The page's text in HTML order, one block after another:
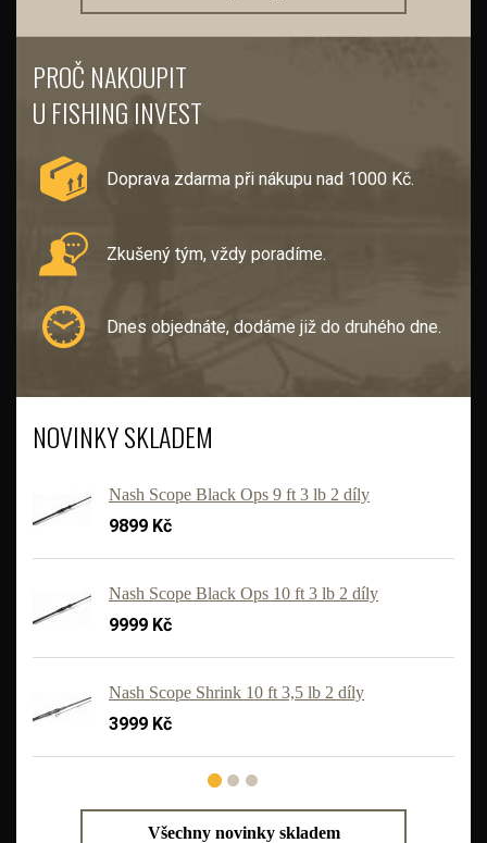
PROČ NAKOUPIT
U FISHING INVEST
Doprava zdarma při nákupu nad 1000 Kč.
Zkušený tým, vždy poradíme.
Dnes objednáte, dodáme již do druhého dne.
NOVINKY SKLADEM
Nash Scope Black Ops 9 ft 3 lb 2 díly
9899 Kč
Nash Scope Black Ops 10 ft 3 lb 2 díly
9999 Kč
Nash Scope Shrink 10 ft 3,5 lb 2 díly
3999 Kč
Všechny novinky skladem